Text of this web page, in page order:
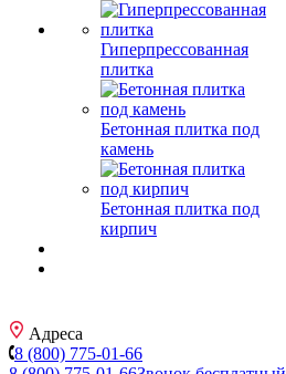
Гиперпрессованная
плитка
Бетонная плитка под
камень
Бетонная плитка под
кирпич
Адреса
8 (800) 775-01-66